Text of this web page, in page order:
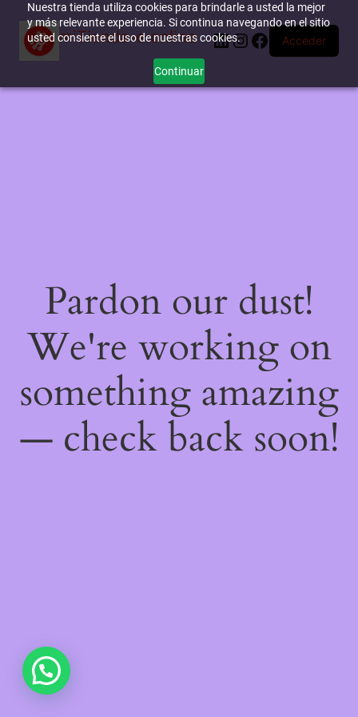
Nuestra tienda utiliza cookies para brindarle a usted la mejor
y más relevante experiencia. Si continua navegando en el sitio
usted consiente el uso de nuestras cookies.
Continuar
miTienda-e.online LinkedIn
Instagram
Facebook
Acceder
Pardon our dust!
We're working on
something amazing
— check back soon!